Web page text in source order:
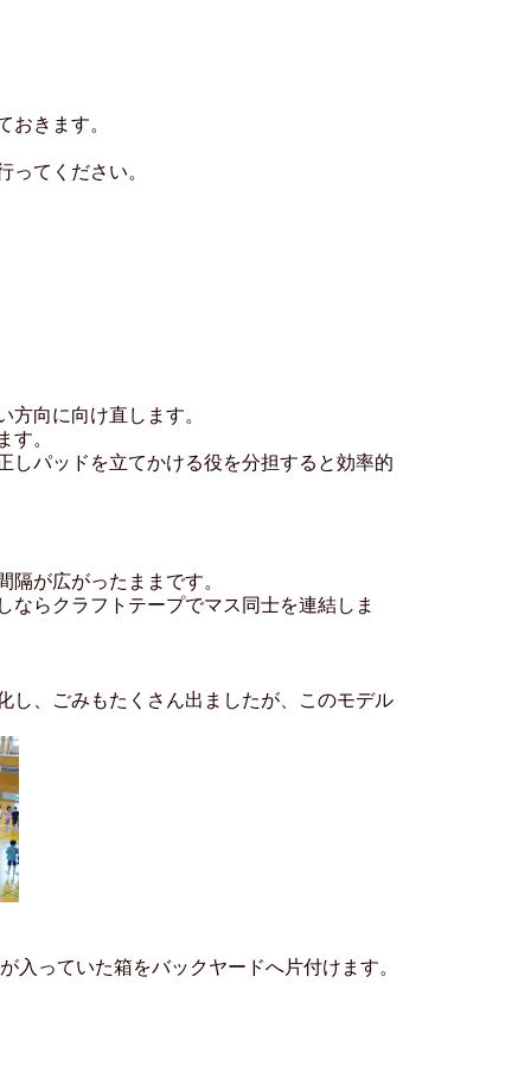
おきます。
てください。
向に向け直します。
す。
しパッドを立てかける役を分担すると効率的
が広がったままです。
らクラフトテープでマス同士を連結しま
し、ごみもたくさん出ましたが、このモデル
入っていた箱をバックヤードへ片付けます。